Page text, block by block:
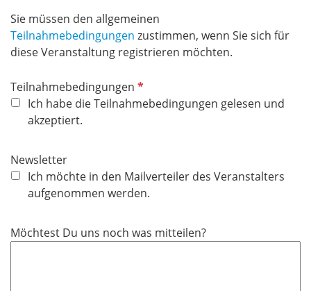
h
t
f
l
d
Sie müssen den allgemeinen
Teilnahmebedingungen zustimmen, wenn Sie sich für
diese Veranstaltung registrieren möchten.
Teilnahmebedingungen P
f
l
Ich habe die Teilnahmebedingungen gelesen und
akzeptiert.
Newsletter
Ich möchte in den Mailverteiler des Veranstalters
aufgenommen werden.
Möchtest Du uns noch was mitteilen?